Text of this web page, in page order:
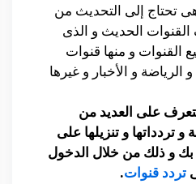
هى تحتاج إلى التحديث من
الحديث و الذى
و منها قنوات
و الرياضة و الأخبار و غيرها
على العديد من
و تردداتها و تنزيلها على
و ذلك من خلال الدخول
تردد قنوات.